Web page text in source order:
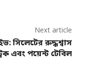
Next article
সিলেটের রুদ্ধশ্বাস
এবং পয়েন্ট টেবিল